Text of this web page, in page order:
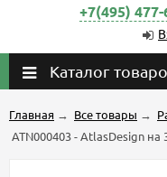
+7(495) 477-
Каталог
Главная → Все товары →
ATN000403 - AtlasDesign